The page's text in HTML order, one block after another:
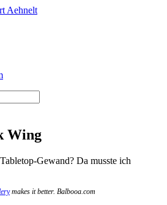
Wing
Gewand? Da musste ich
makes it better. Balbooa.com